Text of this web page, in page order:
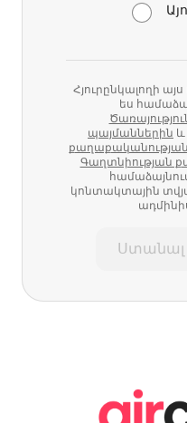
Այո
Հյուրընկալողի
ես
պայմաններին և
Գաղտնիության
կոնտակտային
Ստանալ